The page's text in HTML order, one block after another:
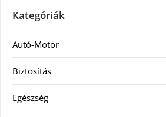
Kategóriák
Autó-Motor
Biztosítás
Egészség